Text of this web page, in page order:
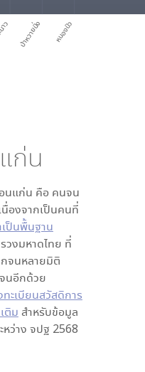
ว ป่าหวายนั่ง หนองบัว
ก่น
นแก่น คือ คนจน
นื่องจากเป็นคนที่
ป็นพื้นฐาน
วงมหาดไทย ที่
กจนหลายมิติ
นอีกด้วย
ะเบียนสวัสดิการ
ติม สำหรับข้อมูล
ว่าง จปฐ 2568